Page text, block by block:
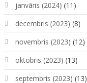
janvāris (2024) (11)
decembris (2023) (8)
novembris (2023) (12)
oktobris (2023) (13)
septembris (2023) (13)